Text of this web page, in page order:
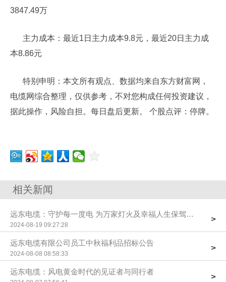
3847.49万
主力成本：最近1日主力成本9.8元，最近20日主力成
本8.86元
特别申明：本文所有观点、数据均来自东方财富网，
电缆网综合整理，仅供参考，不对您构成任何投资建议，
据此操作，风险自担。每日盘后更新。 个股点评：停牌。
相关新闻
远东电缆：守护每一度电 为万家灯火及幸福人生保驾护航
2024-08-19 09:27:28
>
远东电缆有限公司员工中秋福利品招标公告
2024-08-08 08:58:33
>
远东电缆：风电黄金时代的见证者与同行者
>